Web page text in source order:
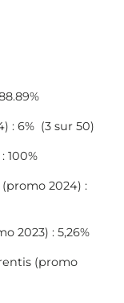
: 6% (3 sur 50)
100%
2024) :
2023) : 5,26%
(promo